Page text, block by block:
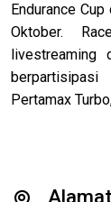
Endurance
Oktober.
livestreaming
Pertamax